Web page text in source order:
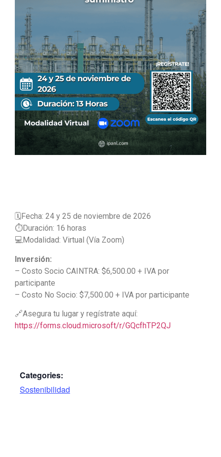
🗓️Fecha: 24 y 25 de noviembre de 2026
⏱️Duración: 16 horas
💻Modalidad: Virtual (Vía Zoom)
Inversión:
– Costo Socio CAINTRA: $6,500.00 + IVA por
participante
– Costo No Socio: $7,500.00 + IVA por participante
🔗Asegura tu lugar y regístrate aquí:
https://forms.cloud.microsoft/r/GQcfhTP2QJ
Categories:
Sostenibilidad